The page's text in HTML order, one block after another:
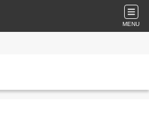
MENU